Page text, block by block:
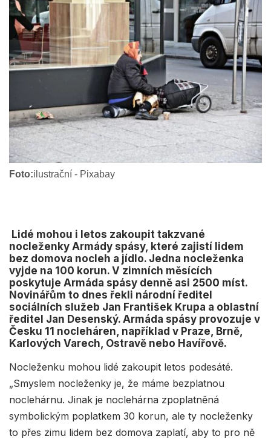
Foto:ilustrační - Pixabay
Lidé mohou i letos zakoupit takzvané
nocleženky Armády spásy, které zajistí lidem
bez domova nocleh a jídlo. Jedna nocleženka
vyjde na 100 korun. V zimních měsících
poskytuje Armáda spásy denně asi 2500 míst.
Novinářům to dnes řekli národní ředitel
sociálních služeb Jan František Krupa a oblastní
ředitel Jan Desenský. Armáda spásy provozuje v
Česku 11 nocleháren, například v Praze, Brně,
Karlových Varech, Ostravě nebo Havířově.
Nocleženku mohou lidé zakoupit letos podesáté.
„Smyslem nocleženky je, že máme bezplatnou
noclehárnu. Jinak je noclehárna zpoplatněná
symbolickým poplatkem 30 korun, ale ty nocleženky
to přes zimu lidem bez domova zaplatí, aby to pro ně